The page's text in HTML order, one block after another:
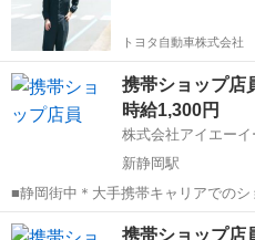
トヨタ自動車株式会社
携帯ショップ店
時給1,300円
株式会社アイエーイ
新静岡駅
■静岡街中＊大手携帯キャリアでのショ
間→1～3ヶ月あり、業界についての
静岡 静岡市 新静岡駅 携
携帯ショップ店